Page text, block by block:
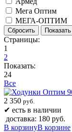
Мега Оптим
МЕГА-ОПТИМ
Страницы:
1
2
Показать:
24
Все
2 350 руб.
✔ есть в наличии
доставка: 180 руб.
В корзинуВ корзине